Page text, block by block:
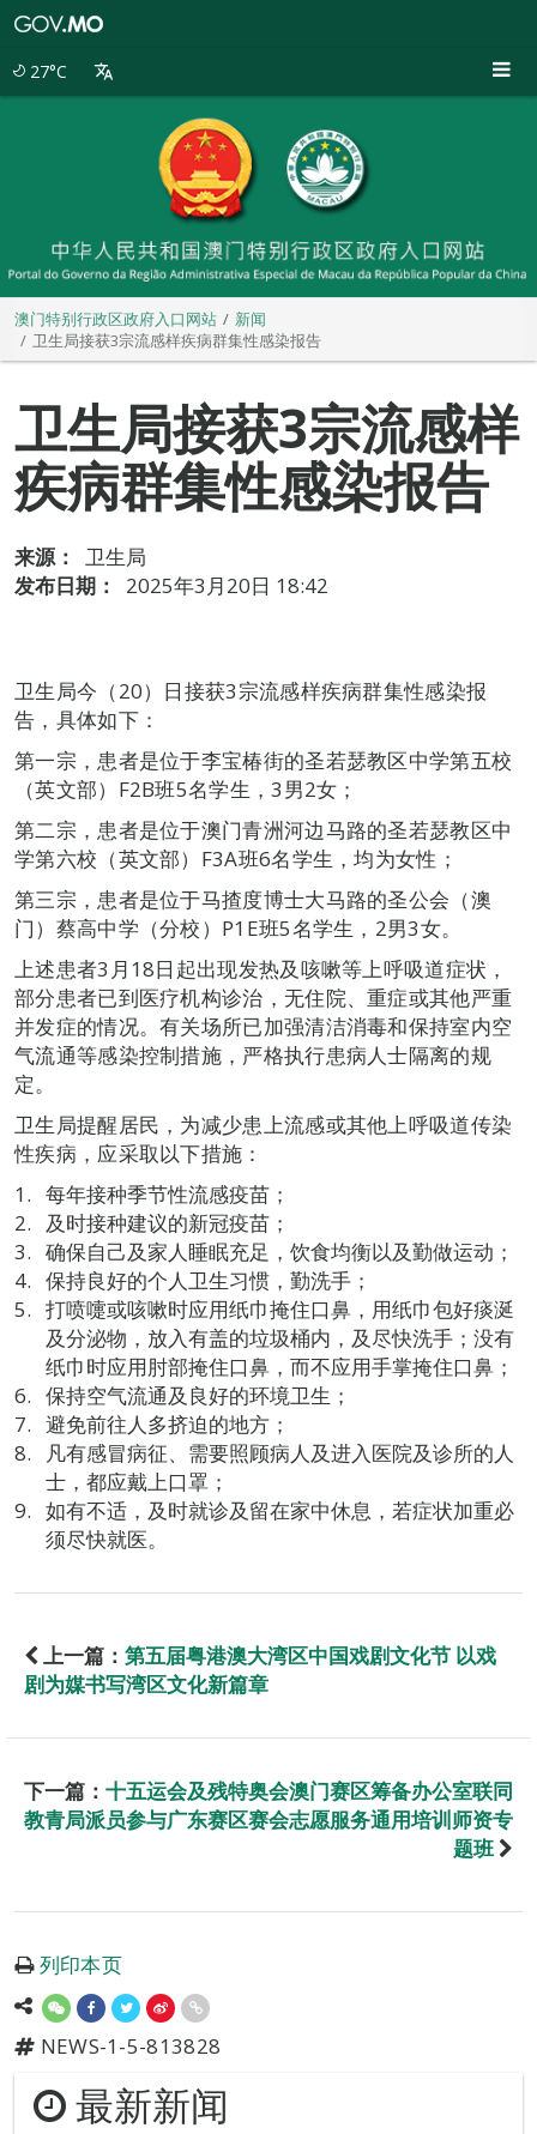
27°C
澳门特别行政区政府入口网站
新闻
卫生局接获3宗流感样疾病群集性感染报告
卫生局接获3宗流感样
疾病群集性感染报告
来源：
卫生局
发布日期：
2025年3月20日 18:42
卫生局今（20）日接获3宗流感样疾病群集性感染报
告，具体如下：
第一宗，患者是位于李宝椿街的圣若瑟教区中学第五校
（英文部）F2B班5名学生，3男2女；
第二宗，患者是位于澳门青洲河边马路的圣若瑟教区中
学第六校（英文部）F3A班6名学生，均为女性；
第三宗，患者是位于马揸度博士大马路的圣公会（澳
门）蔡高中学（分校）P1E班5名学生，2男3女。
上述患者3月18日起出现发热及咳嗽等上呼吸道症状，
部分患者已到医疗机构诊治，无住院、重症或其他严重
并发症的情况。有关场所已加强清洁消毒和保持室内空
气流通等感染控制措施，严格执行患病人士隔离的规
定。
卫生局提醒居民，为减少患上流感或其他上呼吸道传染
性疾病，应采取以下措施：
每年接种季节性流感疫苗；
及时接种建议的新冠疫苗；
确保自己及家人睡眠充足，饮食均衡以及勤做运动；
保持良好的个人卫生习惯，勤洗手；
打喷嚏或咳嗽时应用纸巾掩住口鼻，用纸巾包好痰涎
及分泌物，放入有盖的垃圾桶内，及尽快洗手；没有
纸巾时应用肘部掩住口鼻，而不应用手掌掩住口鼻；
保持空气流通及良好的环境卫生；
避免前往人多挤迫的地方；
凡有感冒病征、需要照顾病人及进入医院及诊所的人
士，都应戴上口罩；
如有不适，及时就诊及留在家中休息，若症状加重必
须尽快就医。
上一篇： 第五届粤港澳大湾区中国戏剧文化节 以戏
剧为媒书写湾区文化新篇章
下一篇： 十五运会及残特奥会澳门赛区筹备办公室联同
教青局派员参与广东赛区赛会志愿服务通用培训师资专
题班
列印本页
NEWS-1-5-813828
最新新闻